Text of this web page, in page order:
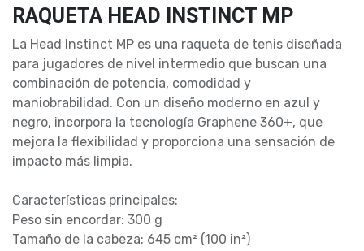
RAQUETA HEAD INSTINCT MP
La Head Instinct MP es una raqueta de tenis diseñada
para jugadores de nivel intermedio que buscan una
combinación de potencia, comodidad y
maniobrabilidad. Con un diseño moderno en azul y
negro, incorpora la tecnología Graphene 360+, que
mejora la flexibilidad y proporciona una sensación de
impacto más limpia.
Características principales:
Peso sin encordar: 300 g
Tamaño de la cabeza: 645 cm² (100 in²)